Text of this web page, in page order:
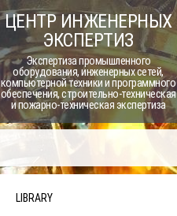
Skip
to
content
ЦЕНТР ИНЖЕНЕРНЫХ
ЭКСПЕРТИЗ
Экспертиза промышленного
оборудования, инженерных сетей,
компьютерной техники и программного
обеспечения, строительно-техническая
и пожарно-техническая экспертиза
LIBRARY